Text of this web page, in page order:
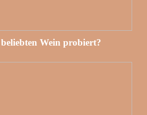
Wein probiert?